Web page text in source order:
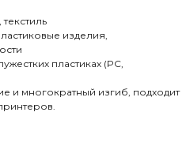
изделия,
пластиках (PC,
и многократный изгиб, подходит